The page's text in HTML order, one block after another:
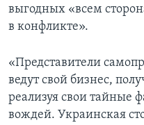
выгодных «всем
в конфликте».
«Представители
ведут свой бизнес,
реализуя свои тайные
вождей. Украинская